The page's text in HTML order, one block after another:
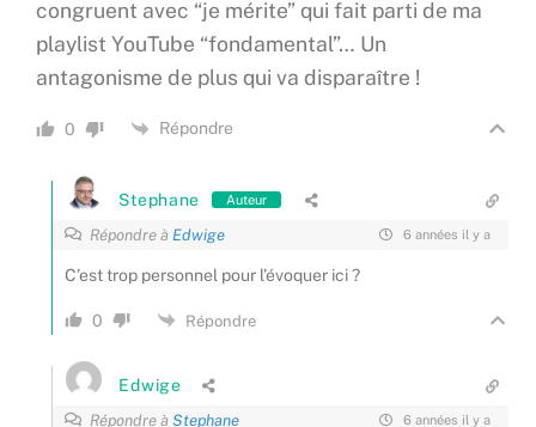
congruent avec “je mérite” qui fait parti de ma
playlist YouTube “fondamental”… Un
antagonisme de plus qui va disparaître !
0 Répondre
Stephane Auteur
Répondre à Edwige 6 années il y a
C’est trop personnel pour l’évoquer ici ?
0 Répondre
Edwige
Répondre àStephane 6 années il y a